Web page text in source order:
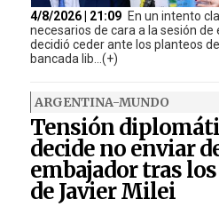
4/8/2026 | 21:09 En un intento
necesarios de cara a la sesión
decidió ceder ante los planteos
bancada lib...(+)
ARGENTINA-MUNDO
Tensión
decide no enviar
embajador tras
de Javier Milei